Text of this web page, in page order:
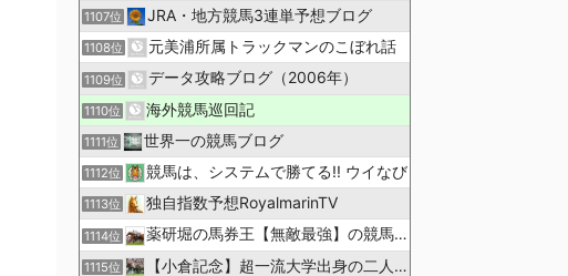
1107位 JRA・地方競馬3連単予想ブログ
1108位 元美浦所属トラックマンのこぼれ話
1109位 データ攻略ブログ（2006年）
1110位 海外競馬巡回記
1111位 世界一の競馬ブログ
1112位 競馬は、システムで勝てる!! ウイなび
1113位 独自指数予想RoyalmarinTV
1114位 薬研堀の馬券王【無敵最強】の競馬予想
1115位 【小倉記念】超一流大学出身の二人で理論競馬